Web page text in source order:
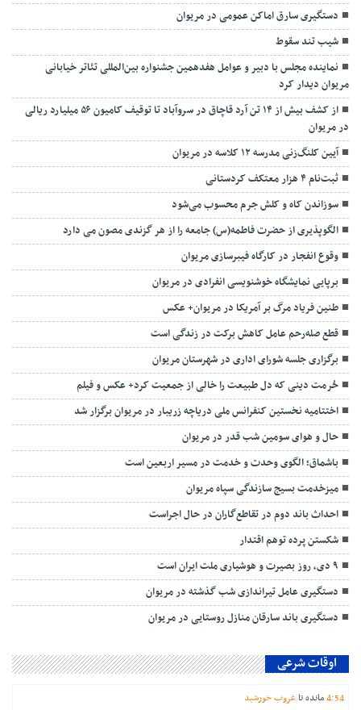
دستگیری سارق اماکن عمومی در مریوان
شیب تند سقوط
نماینده مجلس با دبیر و عوامل هفدهمین جشنواره بین‌المللی تئاتر خیابانی
مریوان دیدار کرد
از کشف بيش از ۱۴ تن آرد قاچاق در سروآباد تا توقیف کامیون ۵۶ میلیارد ریالی
در مریوان
آیین کلنگ‌زنی مدرسه ۱۲ کلاسه در مریوان
ثبت‌نام ۴ هزار معتکف کردستانی
سوزاندن کاه و کلش جرم محسوب می‌شود
الگوپذیری از حضرت فاطمه(س) جامعه را از هر گزندی مصون می دارد
وقوع انفجار در کارگاه فیبرسازی مریوان
برپایی نمایشگاه خوشنویسی انفرادی در مریوان
طنین فریاد مرگ بر آمریکا در مریوان+ عکس
قطع صله‌رحم عامل کاهش برکت در زندگی است
برگزاری جلسه شورای اداری در شهرستان مریوان
حُرمت دینی که دل طبیعت را خالی از جمعیت کرد+ عکس و فیلم
اختتامیه نخستین کنفرانس ملی دریاچه زریبار در مریوان برگزار شد
حال و هوای سومین شب قدر در مریوان
باشماق؛ الگوی وحدت و خدمت در مسیر اربعین است
میزخدمت بسیج سازندگی سپاه مریوان
احداث باند دوم در تقاطع‌گاران در حال اجراست
شکستن پرده توهم اقتدار
۹ دی، روز بصیرت و هوشیاری ملت ایران است
دستگیری عامل تیراندازی شب گذشته در مریوان
دستگیری باند سارقان منازل روستایی در مریوان
اوقات شرعی
4:54 مانده تا غروب خورشید